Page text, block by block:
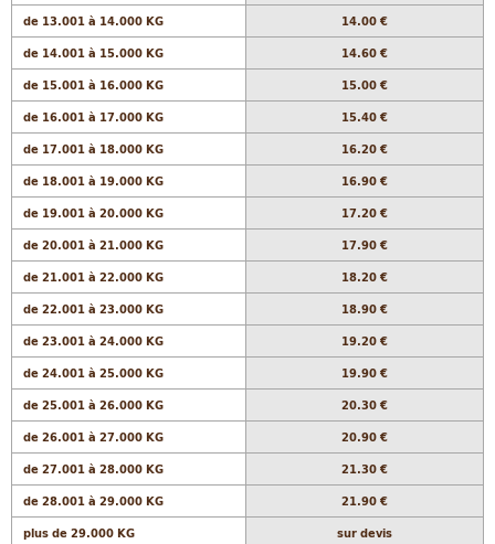
de 13.001 à 14.000 KG
14.00 €
de 14.001 à 15.000 KG
14.60 €
de 15.001 à 16.000 KG
15.00 €
de 16.001 à 17.000 KG
15.40 €
de 17.001 à 18.000 KG
16.20 €
de 18.001 à 19.000 KG
16.90 €
de 19.001 à 20.000 KG
17.20 €
de 20.001 à 21.000 KG
17.90 €
de 21.001 à 22.000 KG
18.20 €
de 22.001 à 23.000 KG
18.90 €
de 23.001 à 24.000 KG
19.20 €
de 24.001 à 25.000 KG
19.90 €
de 25.001 à 26.000 KG
20.30 €
de 26.001 à 27.000 KG
20.90 €
de 27.001 à 28.000 KG
21.30 €
de 28.001 à 29.000 KG
21.90 €
plus de 29.000 KG
sur devis